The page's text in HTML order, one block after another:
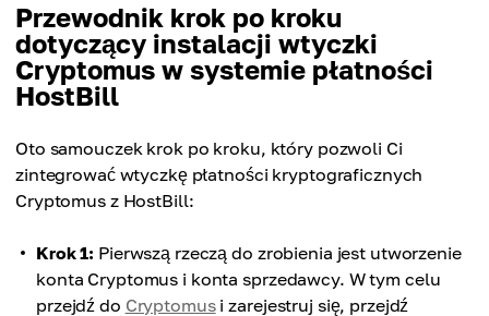
Przewodnik krok po kroku
dotyczący instalacji wtyczki
Cryptomus w systemie płatności
HostBill
Oto samouczek krok po kroku, który pozwoli Ci
zintegrować wtyczkę płatności kryptograficznych
Cryptomus z HostBill:
Krok 1: Pierwszą rzeczą do zrobienia jest utworzenie
konta Cryptomus i konta sprzedawcy. W tym celu
przejdź do Cryptomusi zarejestruj się, przejdź